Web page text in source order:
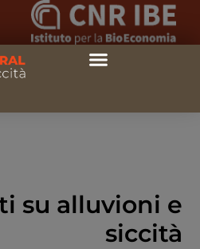
su alluvioni e
siccità